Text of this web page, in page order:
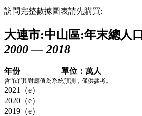
訪問完整數據圖表請先購買:
大連市:中山區:年末總人口
2000 — 2018
年份 單位：萬人
含“(e)”其對應值為系統預測，僅供參考。
2021（e）
2020（e）
2019（e）